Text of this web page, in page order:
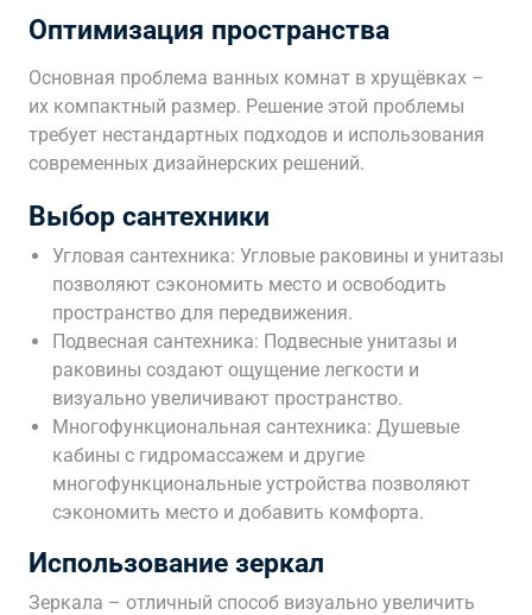
Оптимизация пространства
Основная проблема ванных комнат в хрущёвках –
их компактный размер. Решение этой проблемы
требует нестандартных подходов и использования
современных дизайнерских решений.
Выбор сантехники
Угловая сантехника: Угловые раковины и унитазы
позволяют сэкономить место и освободить
пространство для передвижения.
Подвесная сантехника: Подвесные унитазы и
раковины создают ощущение легкости и
визуально увеличивают пространство.
Многофункциональная сантехника: Душевые
кабины с гидромассажем и другие
многофункциональные устройства позволяют
сэкономить место и добавить комфорта.
Использование зеркал
Зеркала – отличный способ визуально увеличить